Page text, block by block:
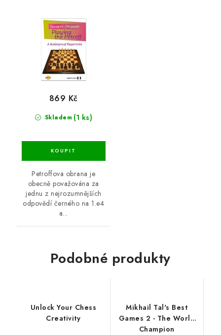
Skladem (1 ks)
869 Kč
Petroffova obrana je
obecně považována za
jednu z nejrozumnějších
odpovědí černého na 1.e4
a...
Podobné produkty
Unlock Your Chess
Creativity
Mikhail Tal's Best
Games 2 - The World
Champion